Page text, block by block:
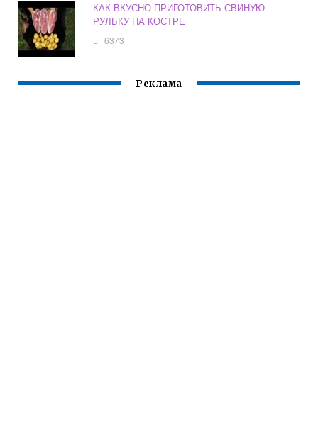
КАК ВКУСНО ПРИГОТОВИТЬ СВИНУЮ
РУЛЬКУ НА КОСТРЕ
6373
Реклама